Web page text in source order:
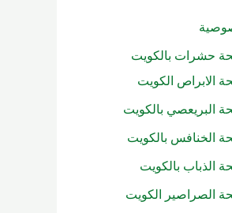
حشرات بالكويت
الابراص الكويت
البريعصي بالكويت
الخنافس بالكويت
الذباب بالكويت
الصراصير الكويت